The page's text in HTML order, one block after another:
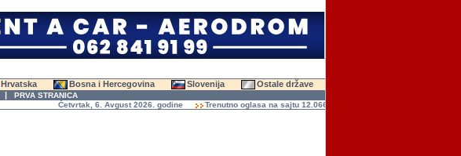
Hrvatska Bosna i Hercegovina Slovenija Ostale države
| PRVA STRANICA
Četvrtak, 6. Avgust 2026. godine
Trenutno oglasa na sajtu 12.066 (47.648 slika)